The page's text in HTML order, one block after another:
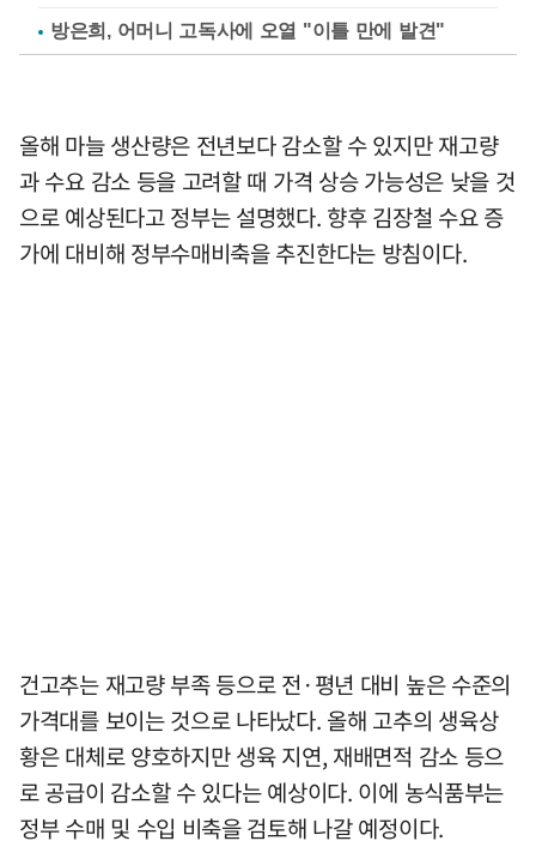
방은희, 어머니 고독사에 오열 "이틀 만에 발견"
올해 마늘 생산량은 전년보다 감소할 수 있지만 재고량
과 수요 감소 등을 고려할 때 가격 상승 가능성은 낮을 것
으로 예상된다고 정부는 설명했다. 향후 김장철 수요 증
가에 대비해 정부수매비축을 추진한다는 방침이다.
건고추는 재고량 부족 등으로 전·평년 대비 높은 수준의
가격대를 보이는 것으로 나타났다. 올해 고추의 생육상
황은 대체로 양호하지만 생육 지연, 재배면적 감소 등으
로 공급이 감소할 수 있다는 예상이다. 이에 농식품부는
정부 수매 및 수입 비축을 검토해 나갈 예정이다.